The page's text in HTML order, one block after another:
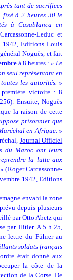
tant de sacrifices
fixé à 2 heures 30 le
à Casablanca en
Leduc et
1942 Editions Louis
Noguès, et fait
à 8 heures :« Le
seul représentant en
les autorités. »
victoire : 8
Ensuite, Noguès
la raison de cette
prisonnier que
en Afrique. »
Journal Officiel
du Maroc ont leurs
la lutte aux
(Roger Carcassonne-
1942 Editions
envahi la zone
depuis plusieurs
par Otto Abetz qui
par Hitler. A 5 h 25,
lettre du Führer au
soldats français
était donné aux
la côte de la
de la Corse. De